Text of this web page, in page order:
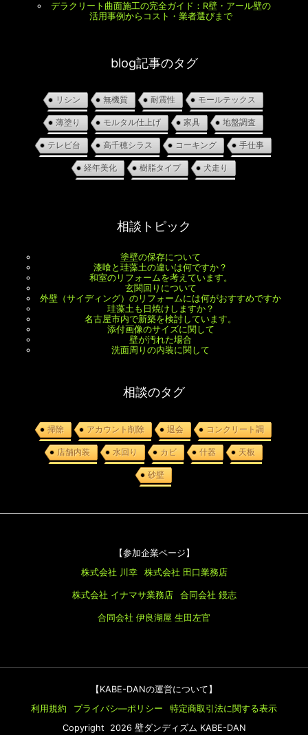
デラクリート曲面施工の完全ガイド：R壁・アール壁の
活用事例からコスト・業者選びまで
blog記事のタグ
リシン 無機質 耐震性 モールテックス
薄塗り モルタル仕上げ 家具 地盤調査
テレビ台 高千穂シラス コーキング 手仕事
経年美化 樹脂タイプ 犬走り
相談トピック
塗壁の保存について
漆喰と珪藻土の違いは何ですか？
和室のリフォームを考えています。
玄関回りについて
外壁（サイディング）のリフォームには何がおすすめですか
珪藻土も日焼けしますか？
名古屋市内で新築を検討しています。
添付画像のサイズに関して
壁が汚れた場合
洗面周りの内装に関して
相談のタグ
掃除 アカウント削除 退会 コンクリート調
店舗内装 水回り カビ 什器 天板
砂壁
【参加企業ページ】
株式会社 川幸
株式会社 田口業務店
株式会社 イナマサ業務店 合同会社 鏝志
合同会社 伊良湖屋 生田左官
【KABE-DANの運営について】
利用規約
プライバシ―ポリシー
特定商取引法に関する表示
Copyright 2026 壁ダンディズム KABE-DAN